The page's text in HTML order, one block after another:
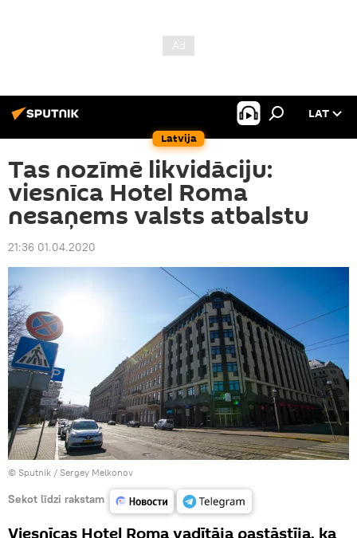
Latvija
LAT
Tas nozīmē likvidāciju:
viesnīca Hotel Roma
nesaņems valsts atbalstu
21:36 01.04.2020
© Sputnik / Sergey Melkonov
Sekot līdzi rakstam